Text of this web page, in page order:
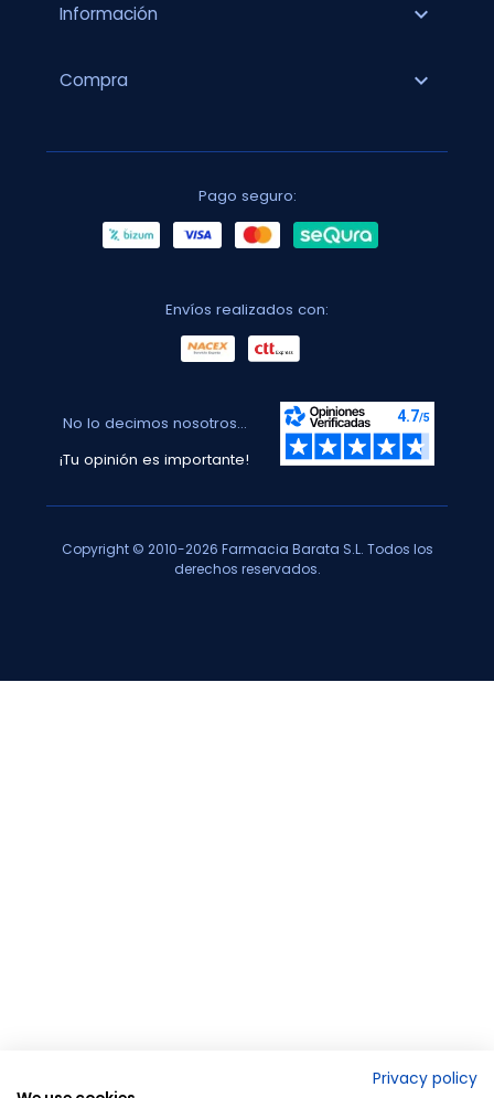
Información expand_more
Compra expand_more
Pago seguro:
Envíos realizados con:
No lo decimos nosotros...
¡Tu opinión es importante!
Copyright © 2010-2026 Farmacia Barata S.L. Todos los
derechos reservados.
Privacy policy